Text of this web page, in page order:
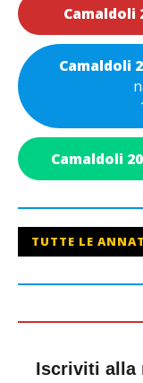
Camaldoli
Camaldoli
Camaldoli
TUTTE LE
Iscriviti alla